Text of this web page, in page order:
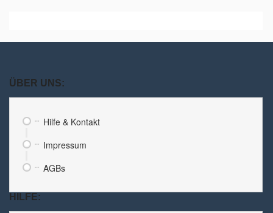
ÜBER UNS:
Hilfe & Kontakt
Impressum
AGBs
HILFE: